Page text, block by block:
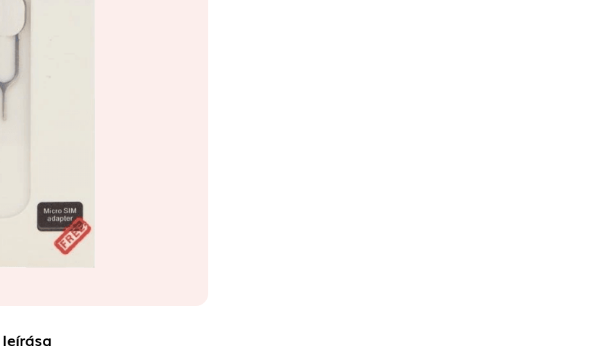
leírása